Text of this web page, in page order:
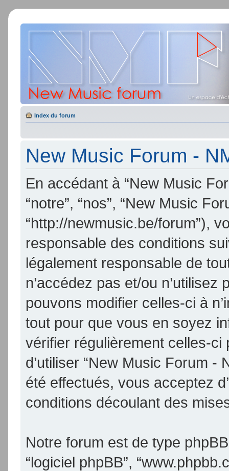
Index du forum
New Music Forum -
En accédant à “New Music
“notre”, “nos”, “New Music
“http://newmusic.be/forum”),
responsable des conditions
légalement responsable de
n’accédez pas et/ou
pouvons modifier celles-ci à
tout pour que vous en soyez
vérifier régulièrement celles-
d’utiliser “New Music Forum -
été effectués, vous acceptez
conditions découlant des
Notre forum est de type phpBB
“logiciel phpBB”,